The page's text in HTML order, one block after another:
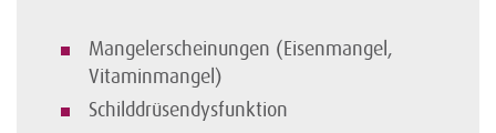
Mangelerscheinungen (Eisenmangel,
Vitaminmangel)
Schilddrüsendysfunktion